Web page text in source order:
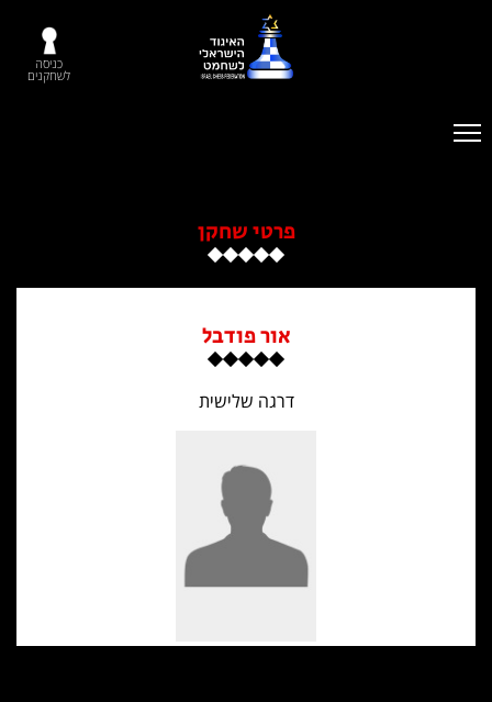
כניסה
לשחקנים
פרטי שחקן
אור פודבל
דרגה שלישית